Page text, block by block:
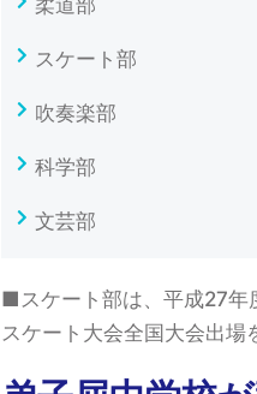
柔道部
スケート部
吹奏楽部
科学部
文芸部
■スケート部は、平成27年
スケート大会全国大会出場